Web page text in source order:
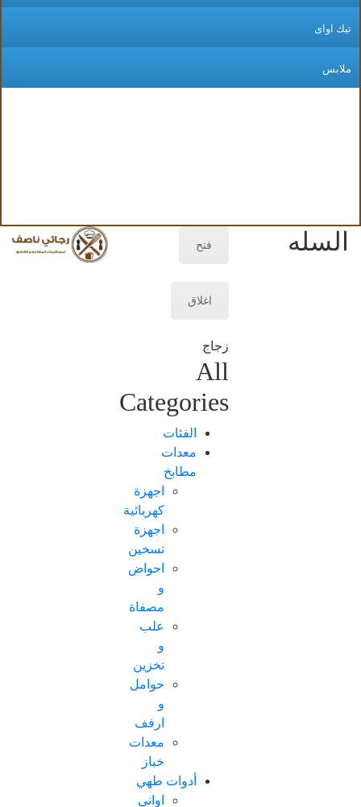
اواى
فتح
اغلاق
زجاج
All
Categories
الفئات
معدات
مطابخ
اجهزة
كهربائية
اجهزة
تسخين
احواض
مصفاة
علب
تخزين
حوامل
ارفف
معدات
خباز
أدوات طهي
اواني
السله